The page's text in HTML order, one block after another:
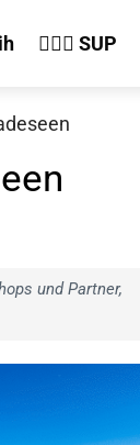
🏄‍♀️🛶 SUP
und Partner,